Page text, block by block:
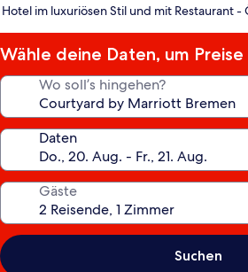
Hotel im luxuriösen Stil und mit Restaurant -
Wähle deine Daten, um Preise
Wo soll’s hingehen?
Daten
Gäste
Suchen